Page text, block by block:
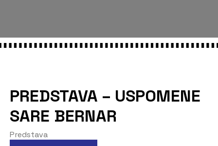
PREDSTAVA – USPOMENE
SARE BERNAR
Predstava